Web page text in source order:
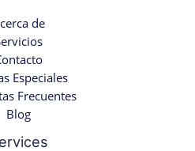
de
Especiales
Frecuentes
Blog